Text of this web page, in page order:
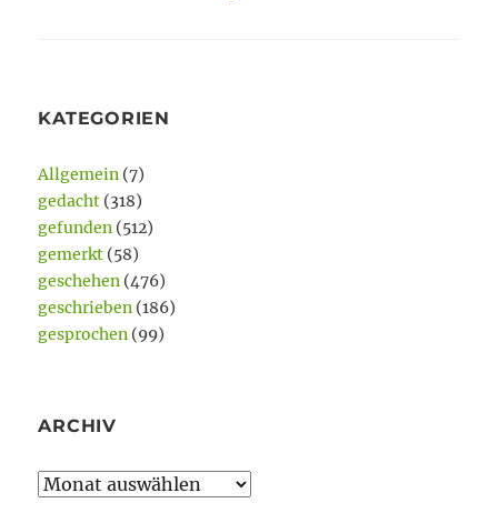
KATEGORIEN
Allgemein (7)
gedacht (318)
gefunden (512)
gemerkt (58)
geschehen (476)
geschrieben (186)
gesprochen (99)
ARCHIV
Archiv